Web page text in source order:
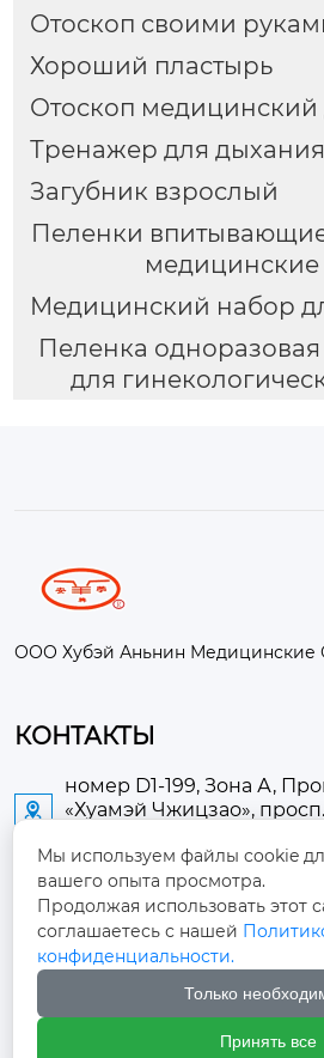
Отоскоп своими
Хороший пластырь
Отоскоп медицинский
Тренажер для
Загубник взрослый
Пеленки
медицинские
Медицинский набор
Пеленка
для
ООО Хубэй Аньнин Медицинские
КОНТАКТЫ

номер D1-199, Зона А,
«Хуамэй Чжицзао», просп.
 2673889948@qq.com
+86-13705274289
+86-19084124289
Мы используем файлы cookie
вашего опыта просмотра.
Продолжая использовать этот
соглашаетесь с нашей
конфиденциальности.
Только
Принять все